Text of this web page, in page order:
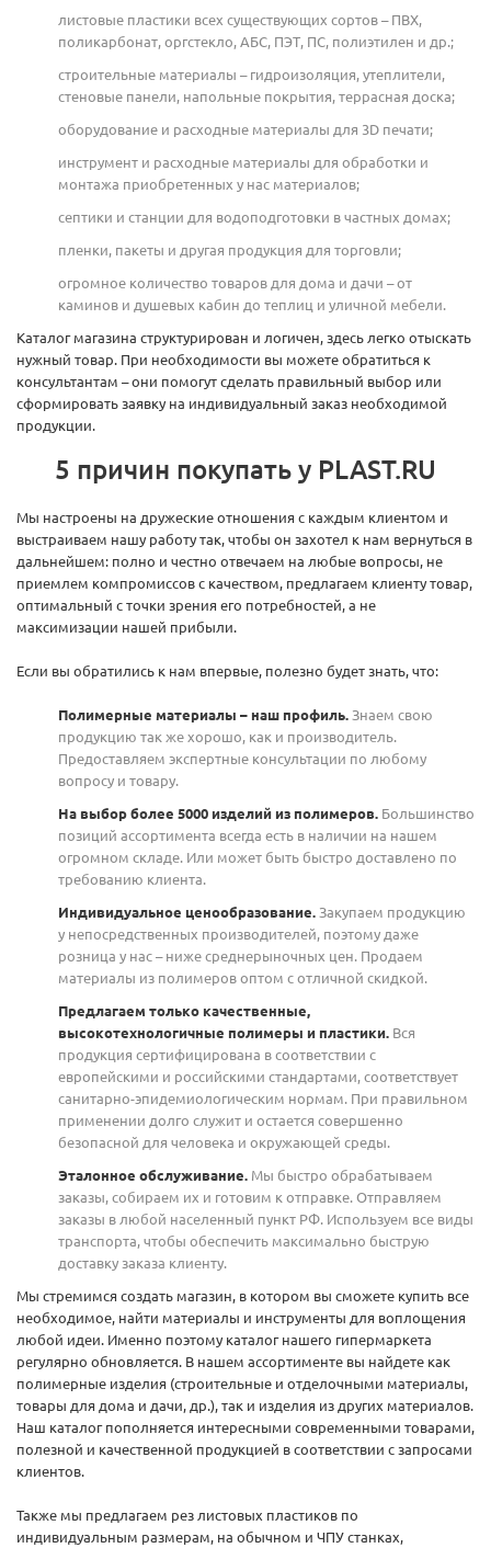
листовые пластики всех существующих сортов – ПВХ,
поликарбонат, оргстекло, АБС, ПЭТ, ПС, полиэтилен и др.;
строительные материалы – гидроизоляция, утеплители,
стеновые панели, напольные покрытия, террасная доска;
оборудование и расходные материалы для 3D печати;
инструмент и расходные материалы для обработки и
монтажа приобретенных у нас материалов;
септики и станции для водоподготовки в частных домах;
пленки, пакеты и другая продукция для торговли;
огромное количество товаров для дома и дачи – от
каминов и душевых кабин до теплиц и уличной мебели.
Каталог магазина структурирован и логичен, здесь легко отыскать
нужный товар. При необходимости вы можете обратиться к
консультантам – они помогут сделать правильный выбор или
сформировать заявку на индивидуальный заказ необходимой
продукции.
5 причин покупать у PLAST.RU
Мы настроены на дружеские отношения с каждым клиентом и
выстраиваем нашу работу так, чтобы он захотел к нам вернуться в
дальнейшем: полно и честно отвечаем на любые вопросы, не
приемлем компромиссов с качеством, предлагаем клиенту товар,
оптимальный с точки зрения его потребностей, а не
максимизации нашей прибыли.
Если вы обратились к нам впервые, полезно будет знать, что:
Полимерные материалы – наш профиль. Знаем свою
продукцию так же хорошо, как и производитель.
Предоставляем экспертные консультации по любому
вопросу и товару.
На выбор более 5000 изделий из полимеров. Большинство
позиций ассортимента всегда есть в наличии на нашем
огромном складе. Или может быть быстро доставлено по
требованию клиента.
Индивидуальное ценообразование. Закупаем продукцию
у непосредственных производителей, поэтому даже
розница у нас – ниже среднерыночных цен. Продаем
материалы из полимеров оптом с отличной скидкой.
Предлагаем только качественные,
высокотехнологичные полимеры и пластики. Вся
продукция сертифицирована в соответствии с
европейскими и российскими стандартами, соответствует
санитарно-эпидемиологическим нормам. При правильном
применении долго служит и остается совершенно
безопасной для человека и окружающей среды.
Эталонное обслуживание. Мы быстро обрабатываем
заказы, собираем их и готовим к отправке. Отправляем
заказы в любой населенный пункт РФ. Используем все виды
транспорта, чтобы обеспечить максимально быструю
доставку заказа клиенту.
Мы стремимся создать магазин, в котором вы сможете купить все
необходимое, найти материалы и инструменты для воплощения
любой идеи. Именно поэтому каталог нашего гипермаркета
регулярно обновляется. В нашем ассортименте вы найдете как
полимерные изделия (строительные и отделочными материалы,
товары для дома и дачи, др.), так и изделия из других материалов.
Наш каталог пополняется интересными современными товарами,
полезной и качественной продукцией в соответствии с запросами
клиентов.
Также мы предлагаем рез листовых пластиков по
индивидуальным размерам, на обычном и ЧПУ станках,